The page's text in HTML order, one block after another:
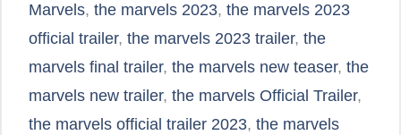
Marvels, the marvels 2023, the marvels 2023
official trailer, the marvels 2023 trailer, the
marvels final trailer, the marvels new teaser, the
marvels new trailer, the marvels Official Trailer,
the marvels official trailer 2023, the marvels